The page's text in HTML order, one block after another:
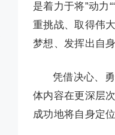
是着力于将”动力
重挑战、取得伟
梦想、发挥出自
凭借决心、
体内容在更深层
成功地将自身定